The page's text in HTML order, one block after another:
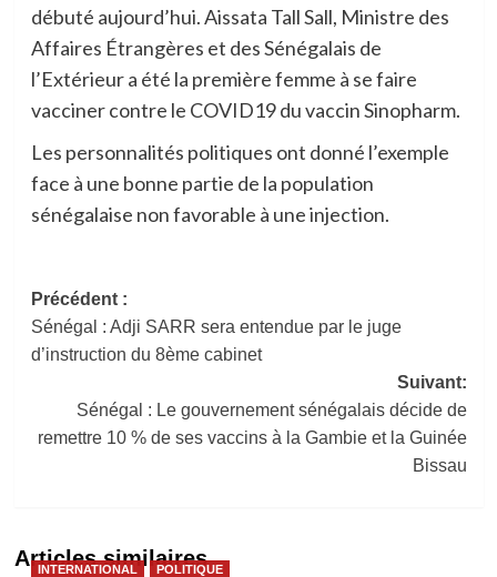
débuté aujourd’hui. Aissata Tall Sall, Ministre des
Affaires Étrangères et des Sénégalais de
l’Extérieur a été la première femme à se faire
vacciner contre le COVID19 du vaccin Sinopharm.
Les personnalités politiques ont donné l’exemple
face à une bonne partie de la population
sénégalaise non favorable à une injection.
Navigation
d’article
Précédent :
Sénégal : Adji SARR sera entendue par le juge
d’instruction du 8ème cabinet
Suivant:
Sénégal : Le gouvernement sénégalais décide de
remettre 10 % de ses vaccins à la Gambie et la Guinée
Bissau
Articles similaires
INTERNATIONAL POLITIQUE